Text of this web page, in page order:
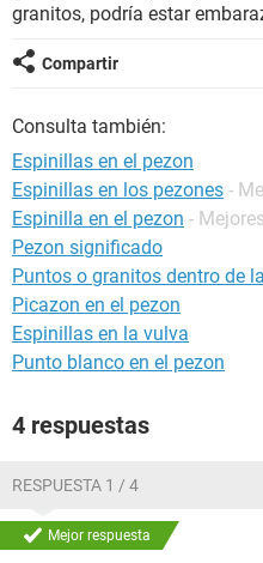
SEXUALIDAD
GLOSARIO
granitos, podría estar
Compartir
Consulta también:
Espinillas en el pezon
Espinillas en los pezones -
Espinilla en el pezon -
Pezon significado
Puntos o granitos dentro de
Picazon en el pezon
Espinillas en la vulva
Punto blanco en el pezon
4 respuestas
RESPUESTA 1 / 4
Mejor respuesta